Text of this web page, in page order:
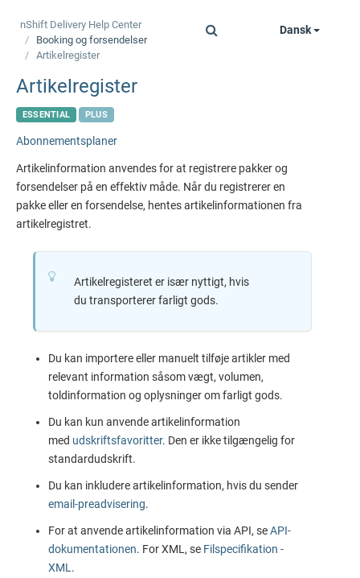
Dansk
nShift Delivery Help Center
Booking og forsendelser
Artikelregister
Artikelregister
ESSENTIAL PLUS
Abonnementsplaner
Artikelinformation anvendes for at registrere pakker og
forsendelser på en effektiv måde. Når du registrerer en
pakke eller en forsendelse, hentes artikelinformationen fra
artikelregistret.
Artikelregisteret er især nyttigt, hvis
du transporterer farligt gods.
Du kan importere eller manuelt tilføje artikler med
relevant information såsom vægt, volumen,
toldinformation og oplysninger om farligt gods.
Du kan kun anvende artikelinformation
med udskriftsfavoritter. Den er ikke tilgængelig for
standardudskrift.
Du kan inkludere artikelinformation, hvis du sender
email-preadvisering.
For at anvende artikelinformation via API, seAPI-
dokumentationen. For XML, se Filspecifikation -
XML .